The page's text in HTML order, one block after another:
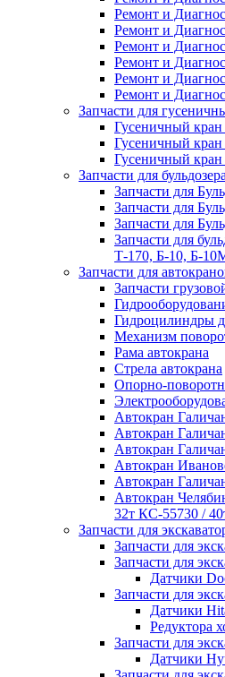
Ремонт и
Ремонт и
Ремонт и
Ремонт и
Ремонт и
Ремонт и
Запчасти для
Гусеничный
Гусеничный
Гусеничный
Запчасти для
Запчасти для
Запчасти для
Запчасти для
Запчасти для
Т-170, Б-10, Б-
Запчасти для
Запчасти
Гидроцилиндры
Механизм
Рама автокрана
Стрела автокрана
Опорно-
Автокран
Автокран
Автокран
Автокран
Автокран
Автокран
32т КС-55730 /
Запчасти для
Запчасти для
Запчасти для
Датчики
Запчасти для
Датчики
Редуктора
Запчасти для
Датчики